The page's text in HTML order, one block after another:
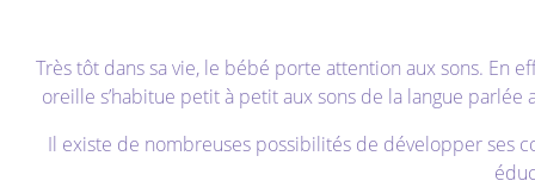
Très tôt dans sa vie, le bébé porte attention aux sons. En
oreille s’habitue petit à petit aux sons de la langue
Il existe de nombreuses possibilités de développer ses